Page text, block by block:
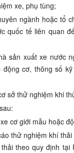
xe, phụ tùng;
ngành hoặc tổ
quốc tế liên quan
sản xuất xe nước
cơ, thông số
sở thử nghiệm khi
cơ giới mẫu hoặc
thử nghiệm khí thải
theo quy định tại